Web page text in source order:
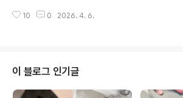
트레스받으셨죠? 솔직히 이건 '장비빨'이 답이더라고요. 라
본 리얼 후기를 전해드릴게요^^ 가방에 달고 다니면 깜찍
얼룩을 지운다기 보다는 밖에서 급하게 묻은 얼룩을 응급
처치하듯 정리하는 용도잖아요. 그점에서 보면 꽤 괜찮은
제품이에요. 이게 얼룩제거제라고? 가방에 달면 그냥 패션
10 0 2026. 4. 6.
이 블로그 인기글